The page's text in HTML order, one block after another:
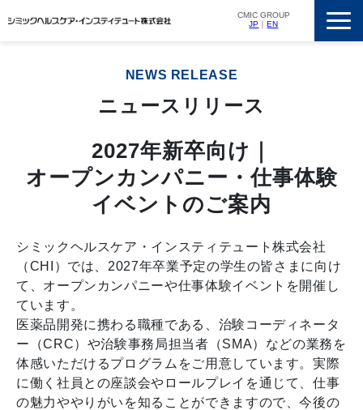
CMIC GROUP
JP ｜EN
支援実績
ニュースリリース
会社概要
採用情報
NEWS RELEASE
ニュースリリース
2027年新卒向け｜
オープンカンパニー・仕事体験
イベントのご案内
シミックヘルスケア・インスティテュート株式会社
（CHI）では、2027年卒業予定の学生の皆さまに向け
て、オープンカンパニーや仕事体験イベントを開催し
ています。
医薬品開発に携わる職種である、治験コーディネータ
ー（CRC）や治験事務局担当者（SMA）などの業務を
体感いただけるプログラムをご用意しています。実際
に働く社員との座談会やロールプレイを通じて、仕事
の魅力ややりがいを知ることができますので、今後の